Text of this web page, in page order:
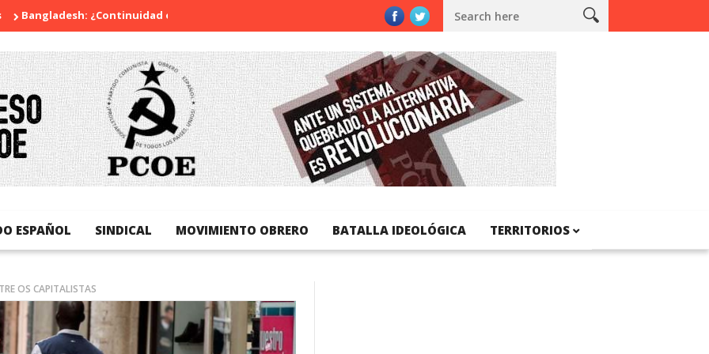
¿Continuidad o revolución?
ESPAÑOL SINDICAL MOVIMIENTO OBRERO BATALLA IDEOLÓGICA TERRITORIOS
OS CAPITALISTAS